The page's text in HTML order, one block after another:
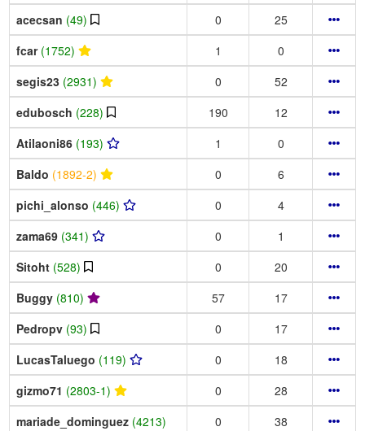
acecsan (49) 0
25
fcar (1752) 1
0
segis23 (2931) 0
52
edubosch (228) 190
12
Atilaoni86 (193) 1
0
Baldo (1892-2) 0
6
pichi_alonso (446) 0
4
zama69 (341) 0
1
Sitoht (528) 0
20
Buggy (810) 57
17
Pedropv (93) 0
17
LucasTaluego (119) 0
18
gizmo71 (2803-1) 0
28
mariade_dominguez (4213) 0 38